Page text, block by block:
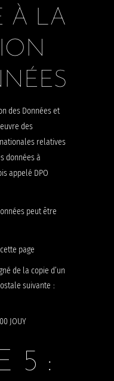
À LA
des Données et
des
relatives
données à
appelé DPO
peut être
page
de la copie d’un
suivante :
JOUY
5 :